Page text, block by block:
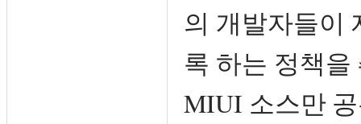
의 개발자들이
록 하는 정책
MIUI 소스만